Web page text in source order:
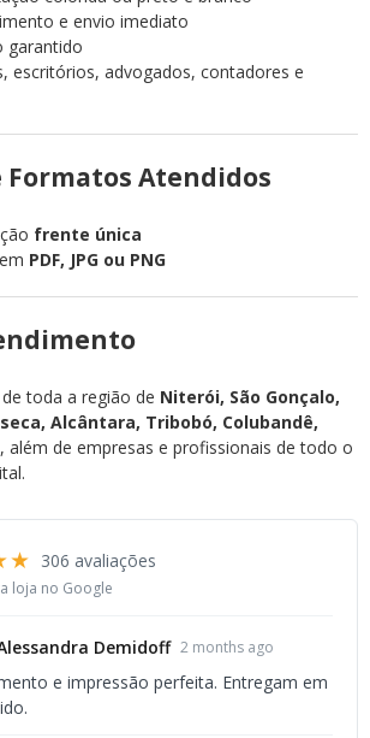
e envio imediato
garantido
escritórios, advogados, contadores e
Formatos Atendidos
frente única
PDF, JPG ou PNG
toda a região de Niterói, São Gonçalo,
Alcântara, Tribobó, Colubandê,
, além de empresas e profissionais de todo o
306 avaliações
loja no Google
Demidoff 2 months ago
e impressão perfeita. Entregam em